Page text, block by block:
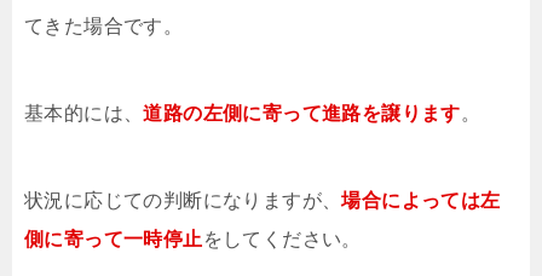
てきた場合です。
基本的には、道路の左側に寄って進路を譲ります。
状況に応じての判断になりますが、場合によっては左
側に寄って一時停止 をしてください。